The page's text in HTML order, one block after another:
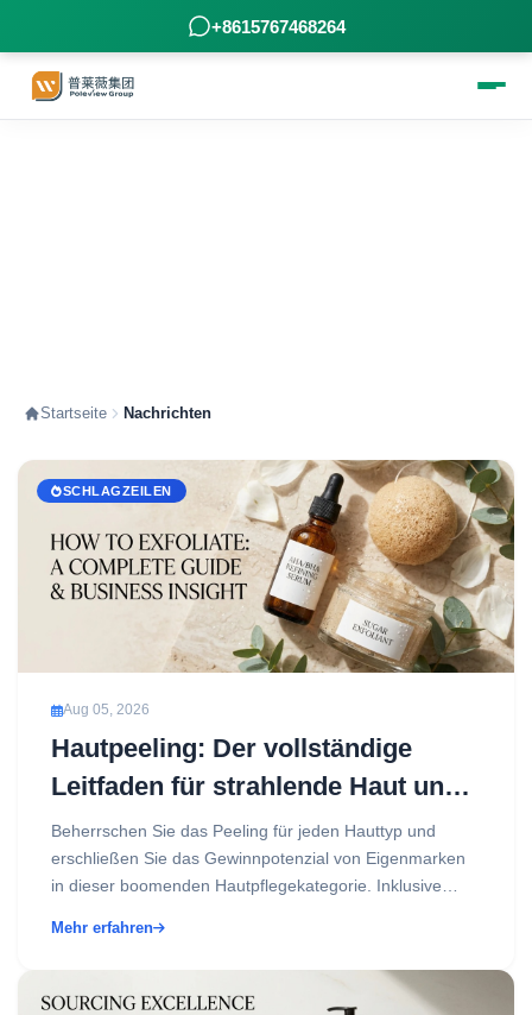
+8615767468264
Startseite Nachrichten
SCHLAGZEILEN
Aug 05, 2026
Hautpeeling: Der vollständige
Leitfaden für strahlende Haut und
den Aufbau einer profitablen
Peeling-Marke
Beherrschen Sie das Peeling für jeden Hauttyp und
erschließen Sie das Gewinnpotenzial von Eigenmarken
in dieser boomenden Hautpflegekategorie. Inklusive
Mehr erfahren